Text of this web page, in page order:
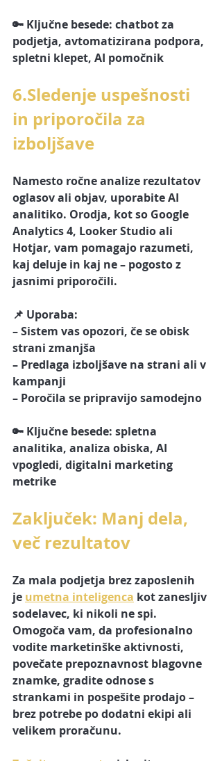
🔑 Ključne besede: chatbot za
podjetja, avtomatizirana podpora,
spletni klepet, AI pomočnik
6.Sledenje uspešnosti
in priporočila za
izboljšave
Namesto ročne analize rezultatov
oglasov ali objav, uporabite AI
analitiko. Orodja, kot so Google
Analytics 4, Looker Studio ali
Hotjar, vam pomagajo razumeti,
kaj deluje in kaj ne – pogosto z
jasnimi priporočili.
📌 Uporaba:
– Sistem vas opozori, če se obisk
strani zmanjša
– Predlaga izboljšave na strani ali v
kampanji
– Poročila se pripravijo samodejno
🔑 Ključne besede: spletna
analitika, analiza obiska, AI
vpogledi, digitalni marketing
metrike
Zaključek: Manj dela,
več rezultatov
Za mala podjetja brez zaposlenih
je umetna inteligenca kot zanesljiv
sodelavec, ki nikoli ne spi.
Omogoča vam, da profesionalno
vodite marketinške aktivnosti,
povečate prepoznavnost blagovne
znamke, gradite odnose s
strankami in pospešite prodajo –
brez potrebe po dodatni ekipi ali
velikem proračunu.